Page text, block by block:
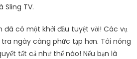
Sling TV.
đã có một khởi đầu tuyệt vời! Các vụ
ngày càng phức tạp hơn. Tôi nóng
tất cả như thế nào! Nếu bạn là